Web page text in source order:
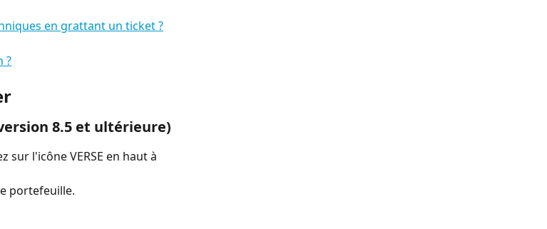
en grattant un ticket ?
?
8.5 et ultérieure)
sur l'icône VERSE en haut à
portefeuille.